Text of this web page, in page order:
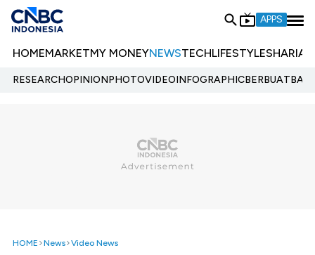
APPS
HOMEMARKETMY MONEYNEWSTECHLIFESTYLESHARIA
RESEARCHOPINIONPHOTOVIDEOINFOGRAPHIC
HOME News Video News